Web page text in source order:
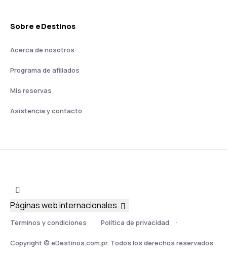
Sobre eDestinos
Acerca de nosotros
Programa de afiliados
Mis reservas
Asistencia y contacto
Términos y condiciones Política de privacidad
Copyright © eDestinos.com.pr. Todos los derechos reservados
Páginas web internacionales